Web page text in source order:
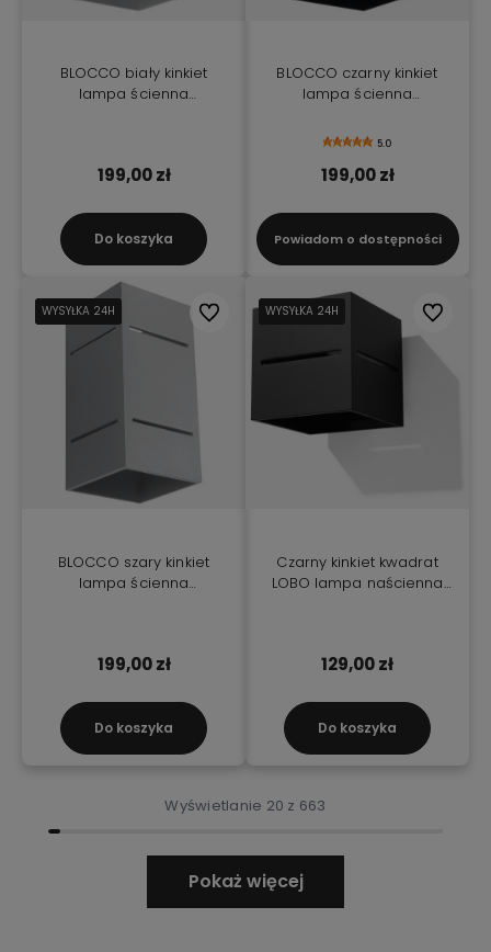
BLOCCO biały kinkiet
lampa ścienna
199,00 zł
Do koszyka
BLOCCO czarny kinkiet
lampa ścienna
5.0
199,00 zł
Powiadom o dostępności
WYSYŁKA 24H
WYSYŁKA 24H
WYSYŁKA 24H
BLOCCO szary kinkiet
lampa ścienna
199,00 zł
Do koszyka
Do ulubionychWYSYŁKA 24H
WYSYŁKA 24H
WYSYŁKA 24H
Czarny kinkiet kwadrat
LOBO lampa naścienna
129,00 zł
Do koszyka
Do
Wyświetlanie 20 z 663
Pokaż więcej